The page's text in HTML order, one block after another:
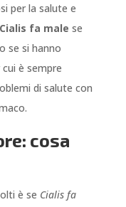
per la salute e
Cialis fa male se
se si hanno
è sempre
di salute con
cosa
è se Cialis fa